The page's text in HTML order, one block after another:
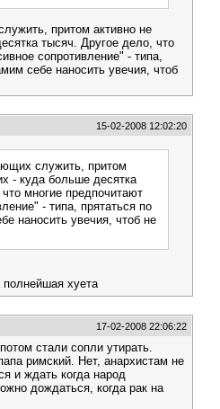
притом активно не
тысяч. Другое дело, что
сопротивление" - типа,
себе наносить увечия, чтоб
15-02-2008 12:02:20
служить, притом
- куда больше десятка
многие предпочитают
- типа, прятаться по
наносить увечия, чтоб не
полнейшая хуета
17-02-2008 22:06:22
стали сопли утирать.
римский. Нет, анархистам не
и ждать когда народ
дождаться, когда рак на